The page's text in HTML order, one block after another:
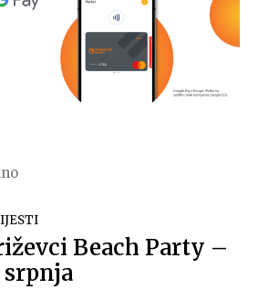
Beach Party –
srpnja